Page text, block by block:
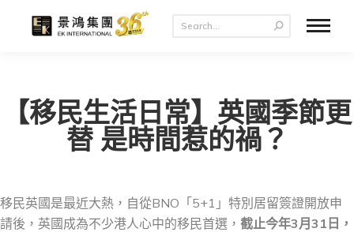
【移民生活日常】英國季節更
替 是時間惹的禍？
移民英國是最近大熱，自從BNO「5+1」特別居留簽證開放申
請後，英國成為不少港人心中的移民首選， 截止今年3月31日，